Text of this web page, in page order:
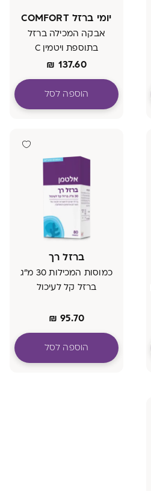
יומי ברזל COMFORT
אבקה המכילה ברזל
בתוספת ויטמין C
₪ 137.60
הוספה לסל
ברזל רך
כמוסות המכילות 30 מ"ג
ברזל קל לעיכול
₪ 95.70
הוספה לסל